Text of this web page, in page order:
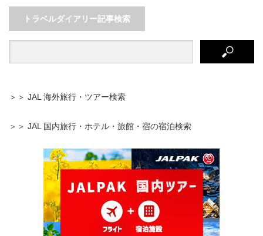
トラベルダイアリー記事検索
＞＞ JAL 海外旅行・ツアー検索
＞＞ JAL 国内旅行・ホテル・旅館・宿の宿泊検索